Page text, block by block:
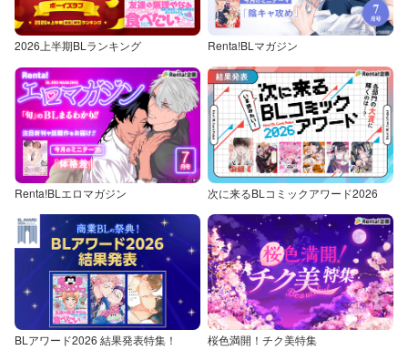
2026上半期BLランキング Renta!BLマガジン
Renta!BLエロマガジン 次に来るBLコミックアワード2026
BLアワード2026 結果発表特集！ 桜色満開！チク美特集